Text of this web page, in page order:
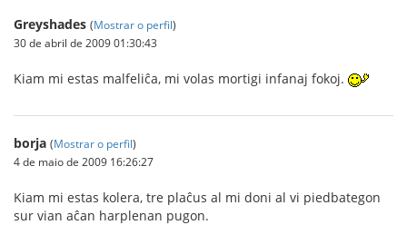
Greyshades (Mostrar o perfil)
30 de abril de 2009 01:30:43
Kiam mi estas malfeliĉa, mi volas mortigi infanaj fokoj.
borja (Mostrar o perfil)
4 de maio de 2009 16:26:27
Kiam mi estas kolera, tre plaĉus al mi doni al vi piedbategon
sur vian aĉan harplenan pugon.